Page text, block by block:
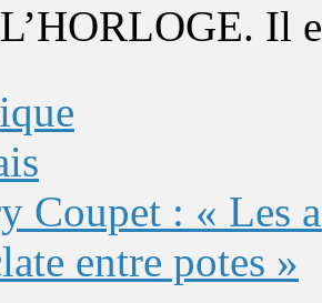
Il
Coupet : « Les
entre potes »